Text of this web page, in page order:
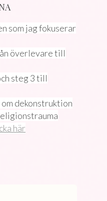
som jag fokuserar
överlevare till
steg 3 till
dekonstruktion
här